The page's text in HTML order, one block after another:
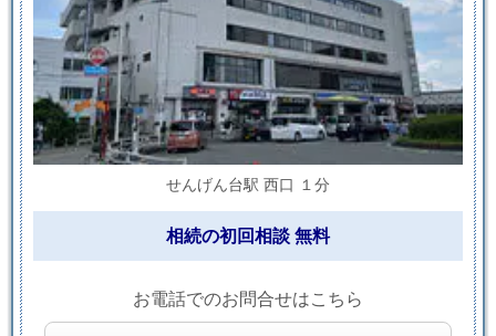
せんげん台駅 西口 １分
相続の初回相談 無料
お電話でのお問合せはこちら